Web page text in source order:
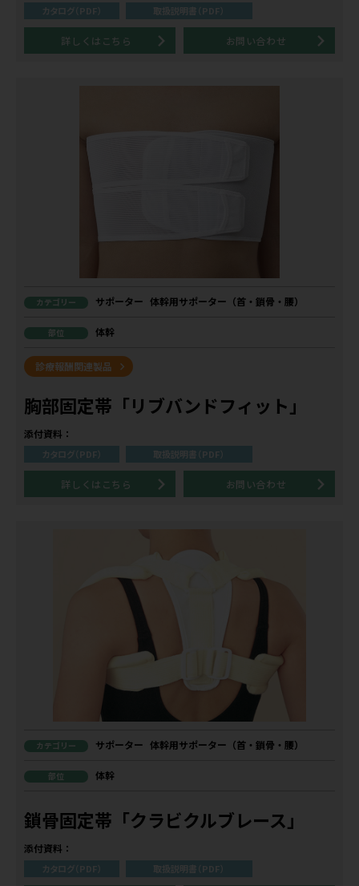
カタログ（PDF） 取扱説明書（PDF）
詳しくはこちら お問い合わせ
カテゴリー サポーター 体幹用サポーター（首・鎖骨・腰）
部位 体幹
診療報酬関連製品
胸部固定帯「リブバンドフィット」
添付資料：
カタログ（PDF） 取扱説明書（PDF）
詳しくはこちら お問い合わせ
カテゴリー サポーター 体幹用サポーター（首・鎖骨・腰）
部位 体幹
鎖骨固定帯「クラビクルブレース」
添付資料：
カタログ（PDF） 取扱説明書（PDF）